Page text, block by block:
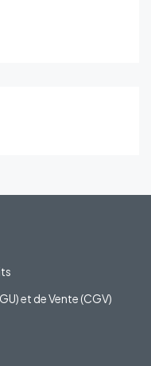
et de Vente (CGV)